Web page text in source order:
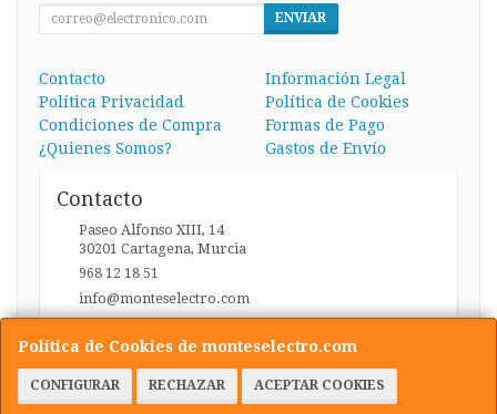
Política de Cookies de monteselectro.com
CONFIGURAR RECHAZAR ACEPTAR COOKIES
ENVIAR
Contacto
Información Legal
Política Privacidad
Política de Cookies
Condiciones de Compra
Formas de Pago
¿Quienes Somos?
Gastos de Envío
Contacto
Paseo Alfonso XIII, 14
30201 Cartagena, Murcia
968 12 18 51
info@monteselectro.com
Horario
Lunes a Viernes: 09:45-14:00 y 17:00-20:30 / Sábados: